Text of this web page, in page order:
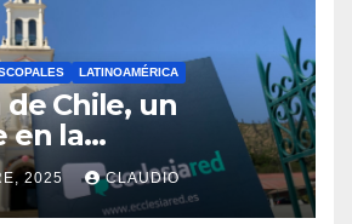
LATINOAMÉRICA
de Chile, un
en la
digital
2025 CLAUDIO
N